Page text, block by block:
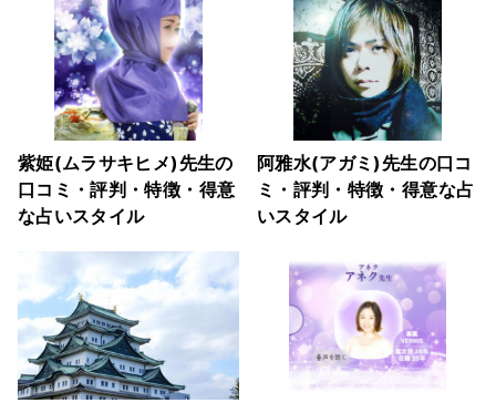
紫姫(ムラサキヒメ)先生の
口コミ・評判・特徴・得意
な占いスタイル
阿雅水(アガミ)先生の口コ
ミ・評判・特徴・得意な占
いスタイル